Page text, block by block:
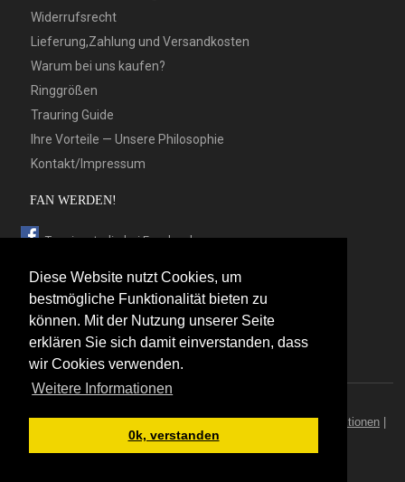
Diese Website nutzt Cookies, um
bestmögliche Funktionalität bieten zu
können. Mit der Nutzung unserer Seite
erklären Sie sich damit einverstanden, dass
wir Cookies verwenden.
Weitere Informationen
0k, verstanden
Widerrufsrecht
Lieferung,Zahlung und Versandkosten
Warum bei uns kaufen?
Ringgrößen
Trauring Guide
Ihre Vorteile — Unsere Philosophie
Kontakt/Impressum
FAN WERDEN!
Trauringstudio bei Facebook
Trauringstudio bei Twitter
Trauringstudio bei Pinterest
Trauringstudio bei flickr
Trauringstudio|Trauringe|Hersteller|Kontakt/Impressum Aktionen|
News|Sitemap